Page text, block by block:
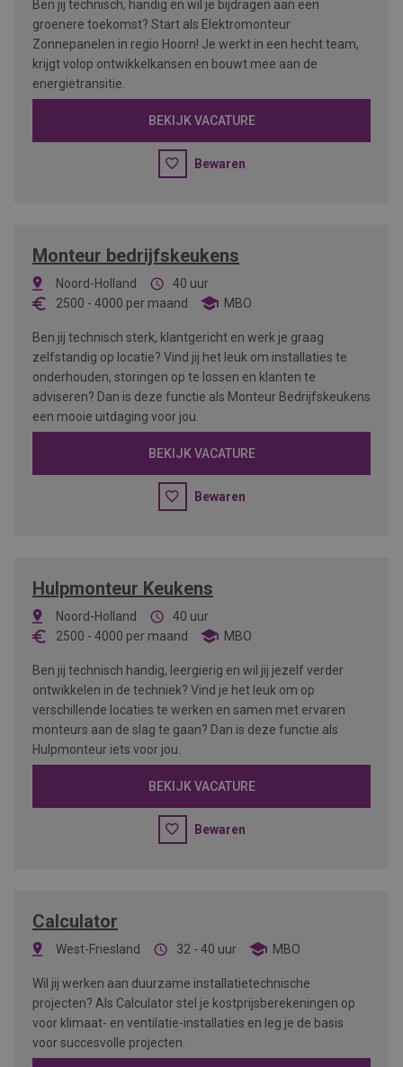
Ben jij technisch, handig en wil je bijdragen aan een
groenere toekomst? Start als Elektromonteur
Zonnepanelen in regio Hoorn! Je werkt in een hecht team,
krijgt volop ontwikkelkansen en bouwt mee aan de
energietransitie.
BEKIJK VACATURE
Bewaren
Monteur bedrijfskeukens
Noord-Holland
40 uur
2500 - 4000 per maand MBO
Ben jij technisch sterk, klantgericht en werk je graag
zelfstandig op locatie? Vind jij het leuk om installaties te
onderhouden, storingen op te lossen en klanten te
adviseren? Dan is deze functie als Monteur Bedrijfskeukens
een mooie uitdaging voor jou.
BEKIJK VACATURE
Bewaren
Hulpmonteur Keukens
Noord-Holland
40 uur
2500 - 4000 per maand MBO
Ben jij technisch handig, leergierig en wil jij jezelf verder
ontwikkelen in de techniek? Vind je het leuk om op
verschillende locaties te werken en samen met ervaren
monteurs aan de slag te gaan? Dan is deze functie als
Hulpmonteur iets voor jou.
BEKIJK VACATURE
Bewaren
Calculator
West-Friesland 32 - 40 uur MBO
Wil jij werken aan duurzame installatietechnische
projecten? Als Calculator stel je kostprijsberekeningen op
voor klimaat- en ventilatie-installaties en leg je de basis
voor succesvolle projecten.